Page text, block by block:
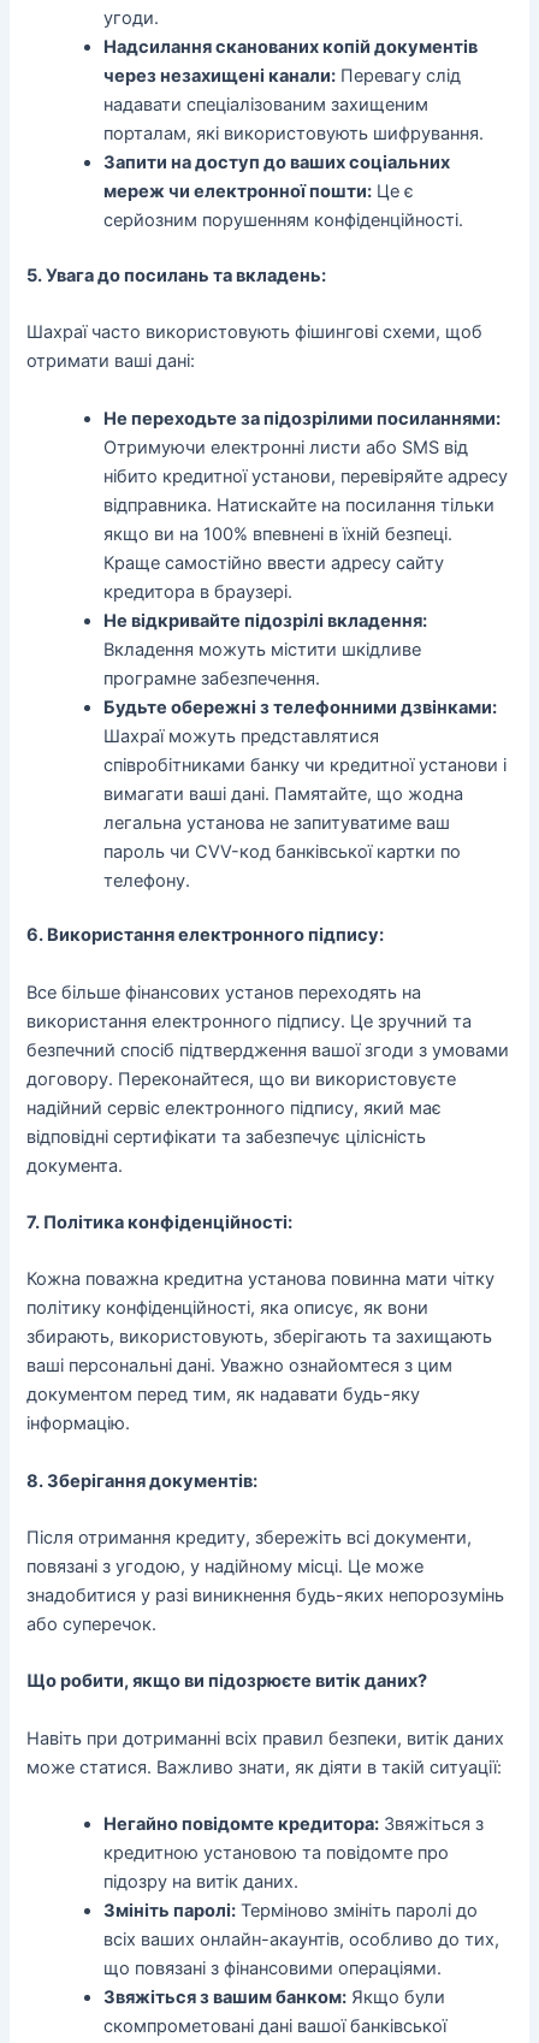
угоди.
Надсилання сканованих копій документів
через незахищені канали: Перевагу слід
надавати спеціалізованим захищеним
порталам, які використовують шифрування.
Запити на доступ до ваших соціальних
мереж чи електронної пошти: Це є
серйозним порушенням конфіденційності.
5. Увага до посилань та вкладень:
Шахраї часто використовують фішингові схеми, щоб
отримати ваші дані:
Не переходьте за підозрілими посиланнями:
Отримуючи електронні листи або SMS від
нібито кредитної установи, перевіряйте адресу
відправника. Натискайте на посилання тільки
якщо ви на 100% впевнені в їхній безпеці.
Краще самостійно ввести адресу сайту
кредитора в браузері.
Не відкривайте підозрілі вкладення:
Вкладення можуть містити шкідливе
програмне забезпечення.
Будьте обережні з телефонними дзвінками:
Шахраї можуть представлятися
співробітниками банку чи кредитної установи і
вимагати ваші дані. Памятайте, що жодна
легальна установа не запитуватиме ваш
пароль чи CVV-код банківської картки по
телефону.
6. Використання електронного підпису:
Все більше фінансових установ переходять на
використання електронного підпису. Це зручний та
безпечний спосіб підтвердження вашої згоди з умовами
договору. Переконайтеся, що ви використовуєте
надійний сервіс електронного підпису, який має
відповідні сертифікати та забезпечує цілісність
документа.
7. Політика конфіденційності:
Кожна поважна кредитна установа повинна мати чітку
політику конфіденційності, яка описує, як вони
збирають, використовують, зберігають та захищають
ваші персональні дані. Уважно ознайомтеся з цим
документом перед тим, як надавати будь-яку
інформацію.
8. Зберігання документів:
Після отримання кредиту, збережіть всі документи,
повязані з угодою, у надійному місці. Це може
знадобитися у разі виникнення будь-яких непорозумінь
або суперечок.
Що робити, якщо ви підозрюєте витік даних?
Навіть при дотриманні всіх правил безпеки, витік даних
може статися. Важливо знати, як діяти в такій ситуації:
Негайно повідомте кредитора: Звяжіться з
кредитною установою та повідомте про
підозру на витік даних.
Змініть паролі: Терміново змініть паролі до
всіх ваших онлайн-акаунтів, особливо до тих,
що повязані з фінансовими операціями.
Звяжіться з вашим банком: Якщо були
скомпрометовані дані вашої банківської